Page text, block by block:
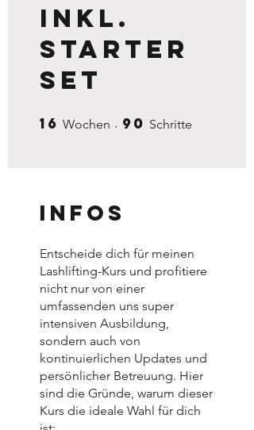
inkl.
Starter
Set
16 Wochen 16 Wochen
90 Schritte
Infos
Entscheide dich für meinen
Lashlifting-Kurs und profitiere
nicht nur von einer
umfassenden uns super
intensiven Ausbildung,
sondern auch von
kontinuierlichen Updates und
persönlicher Betreuung. Hier
sind die Gründe, warum dieser
Kurs die ideale Wahl für dich